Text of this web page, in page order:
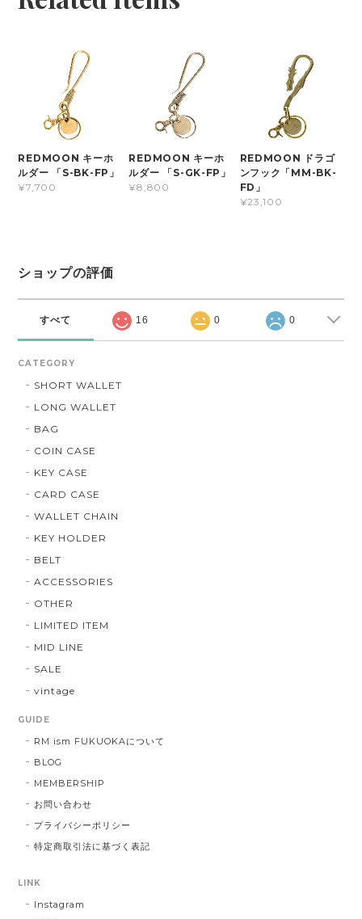
REDMOON キーホ
ルダー 「S-BK-FP」
¥7,700
REDMOON キーホ
ルダー 「S-GK-FP」
¥8,800
REDMOON ドラゴ
ンフック「MM-BK-
FD」
¥23,100
ショップの評価
すべて 16 0 0
CATEGORY
SHORT WALLET
LONG WALLET
BAG
COIN CASE
KEY CASE
CARD CASE
WALLET CHAIN
KEY HOLDER
BELT
ACCESSORIES
OTHER
LIMITED ITEM
MID LINE
SALE
vintage
GUIDE
RM ism FUKUOKAについて
BLOG
MEMBERSHIP
お問い合わせ
プライバシーポリシー
特定商取引法に基づく表記
LINK
Instagram